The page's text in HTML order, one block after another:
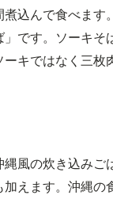
込んで食べます
です。ソーキそ
ーキではなく三枚
風の炊き込みご
えます。沖縄の